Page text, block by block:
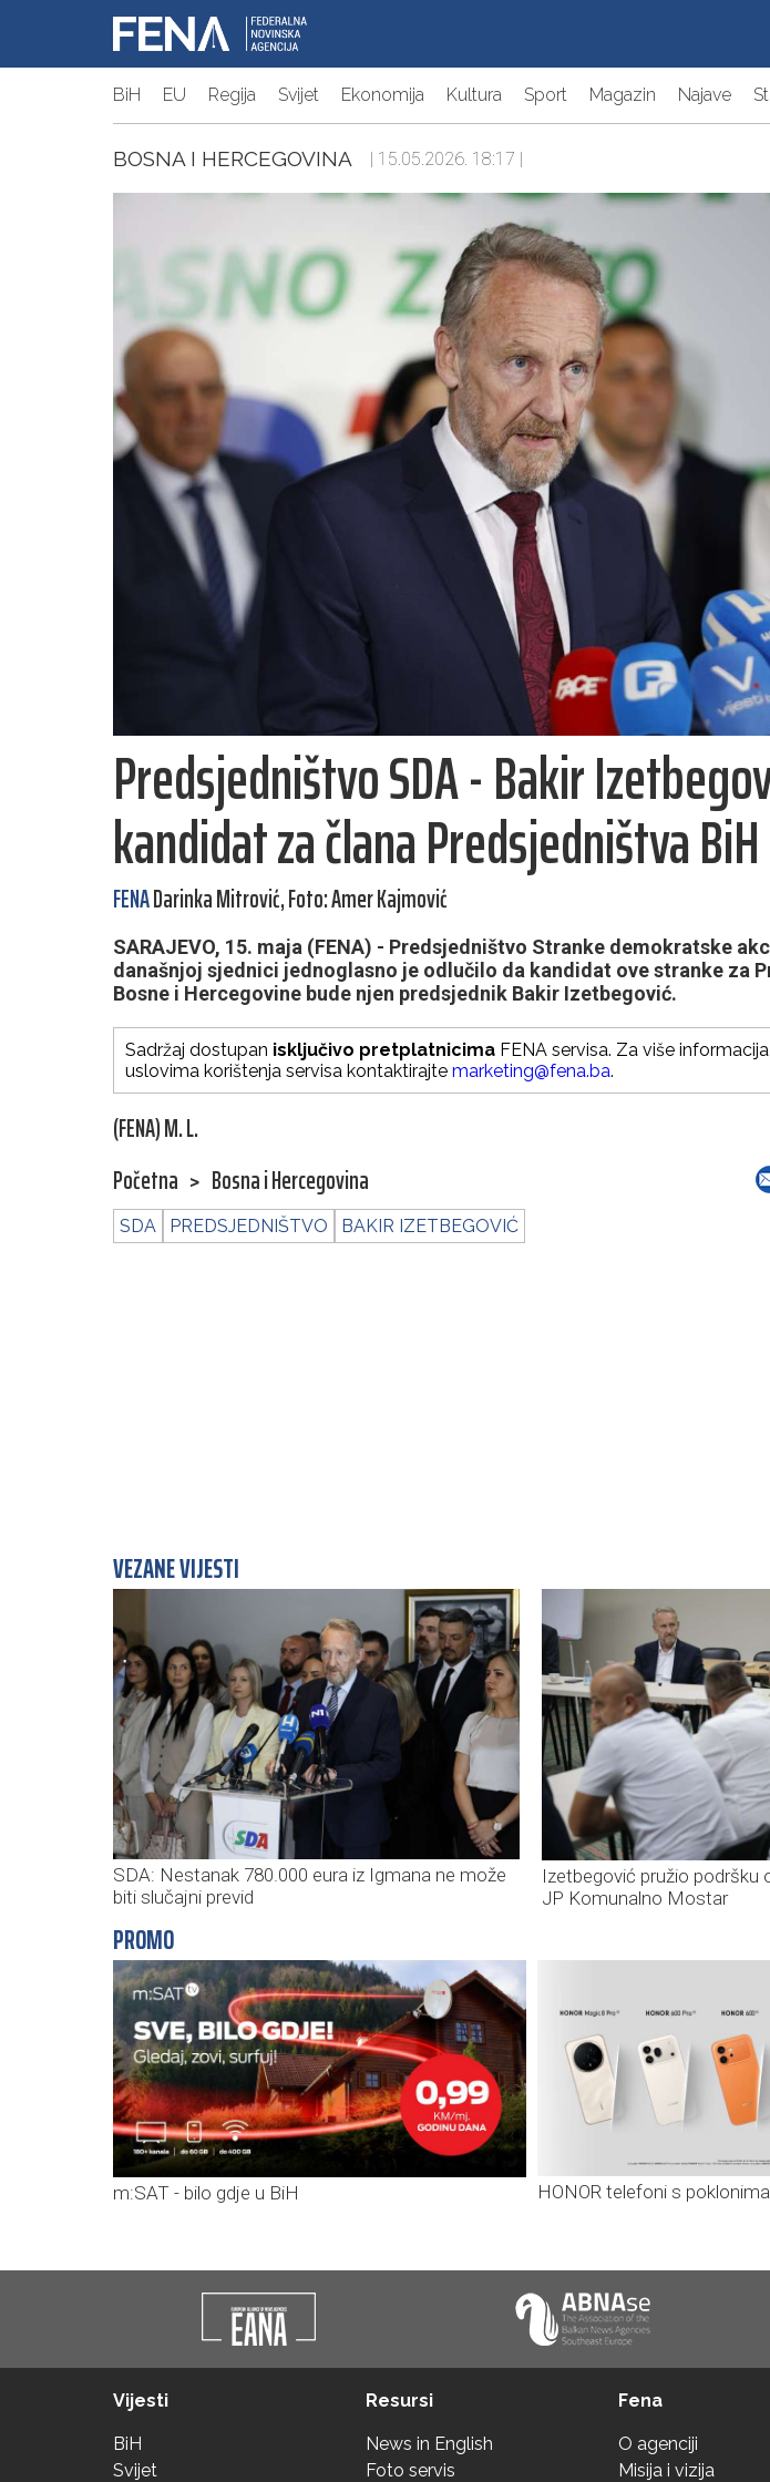
BiH EU Regija Svijet Ekonomija Kultura Sport Magazin Najave
BOSNA I HERCEGOVINA | 15.05.2026. 18:17 |
Predsjedništvo SDA - Bakir
kandidat za člana Predsjedništva BiH
FENADarinka Mitrović, Foto: Amer Kajmović
SARAJEVO, 15. maja (FENA) - Predsjedništvo Stranke demokratske
današnjoj sjednici jednoglasno je odlučilo da kandidat ove stranke za
Bosne i Hercegovine bude njen predsjednik Bakir Izetbegović.
Sadržaj dostupan isključivo pretplatnicima FENA servisa. Za više
uslovima korištenja servisa kontaktirajte marketing@fena.ba.
(FENA) M. L.
Početna > Bosna i Hercegovina
SDA PREDSJEDNIŠTVO BAKIR IZETBEGOVIĆ
VEZANE VIJESTI
SDA: Nestanak 780.000 eura iz Igmana ne može
biti slučajni previd
Izetbegović pružio podršku
JP Komunalno Mostar
PROMO
m:SAT - bilo gdje u BiH HONOR telefoni s
Vijesti
BiH
Svijet
Resursi
News in English
Foto servis
Fena
O agenciji
Misija i vizija